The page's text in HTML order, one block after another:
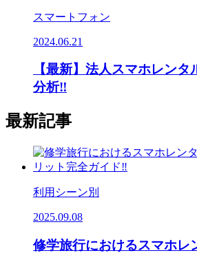
スマートフォン
2024.06.21
【最新】法人スマホレン
分析‼
最新記事
利用シーン別
2025.09.08
修学旅行におけるスマホレ